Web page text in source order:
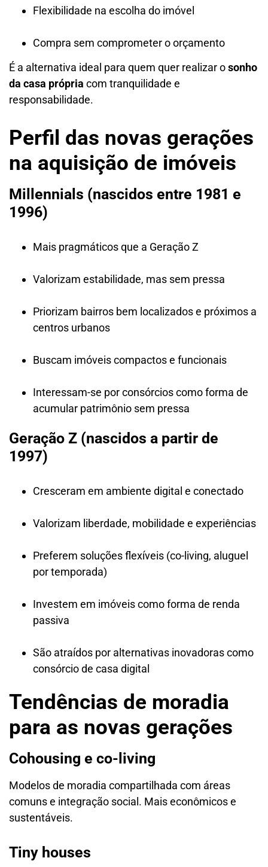
Flexibilidade na escolha do imóvel
Compra sem comprometer o orçamento
É a alternativa ideal para quem quer realizar osonho
da casa própria com tranquilidade e
responsabilidade.
Perfil das novas gerações
na aquisição de imóveis
Millennials (nascidos entre 1981 e
1996)
Mais pragmáticos que a Geração Z
Valorizam estabilidade, mas sem pressa
Priorizam bairros bem localizados e próximos a
centros urbanos
Buscam imóveis compactos e funcionais
Interessam-se por consórcios como forma de
acumular patrimônio sem pressa
Geração Z (nascidos a partir de
1997)
Cresceram em ambiente digital e conectado
Valorizam liberdade, mobilidade e experiências
Preferem soluções flexíveis (co-living, aluguel
por temporada)
Investem em imóveis como forma de renda
passiva
São atraídos por alternativas inovadoras como
consórcio de casa digital
Tendências de moradia
para as novas gerações
Cohousing e co-living
Modelos de moradia compartilhada com áreas
comuns e integração social. Mais econômicos e
sustentáveis.
Tiny houses